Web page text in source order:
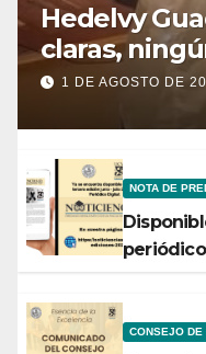
Hedelvy
claras,
1 DE AGOSTO DE
NOTA DE
CONSEJO DE